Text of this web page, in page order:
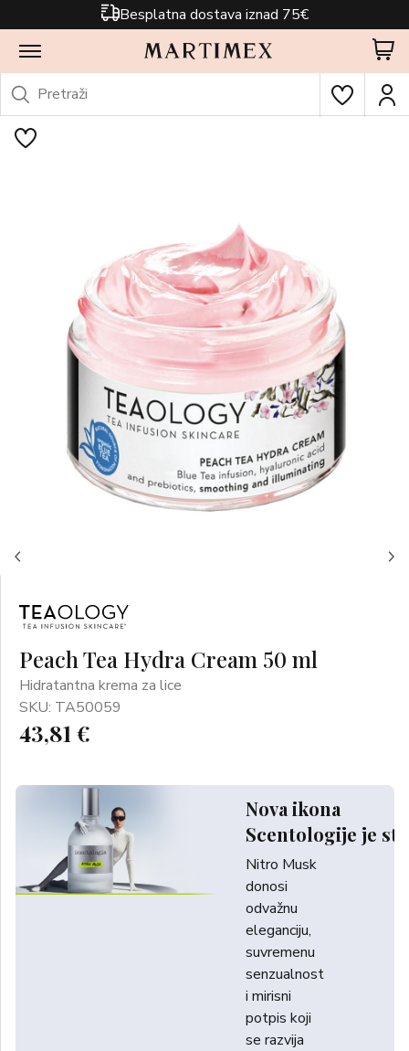
Besplatna dostava iznad 75€
Peach Tea Hydra Cream 50 ml
Hidratantna krema za lice
SKU: TA50059
43,81 €
Nova ikona
Scentologije je
Nitro Musk
donosi
odvažnu
eleganciju,
suvremenu
senzualnost
i mirisni
potpis koji
se razvija